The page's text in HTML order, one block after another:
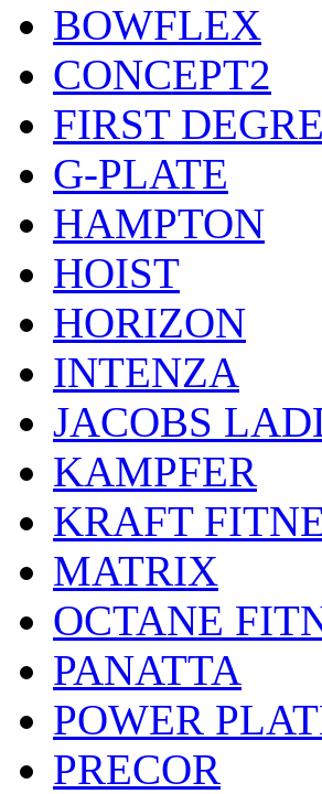
BOWFLEX
CONCEPT2
FIRST
G-PLATE
HAMPTON
HOIST
HORIZON
INTENZA
JACOBS
KAMPFER
KRAFT
MATRIX
OCTANE
PANATTA
POWER
PRECOR